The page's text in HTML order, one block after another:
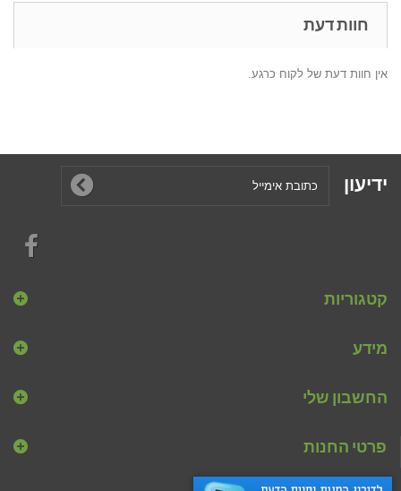
חוות דעת
אין חוות דעת של לקוח כרגע.
ידיעון
קטגוריות
מידע
החשבון שלי
פרטי החנות